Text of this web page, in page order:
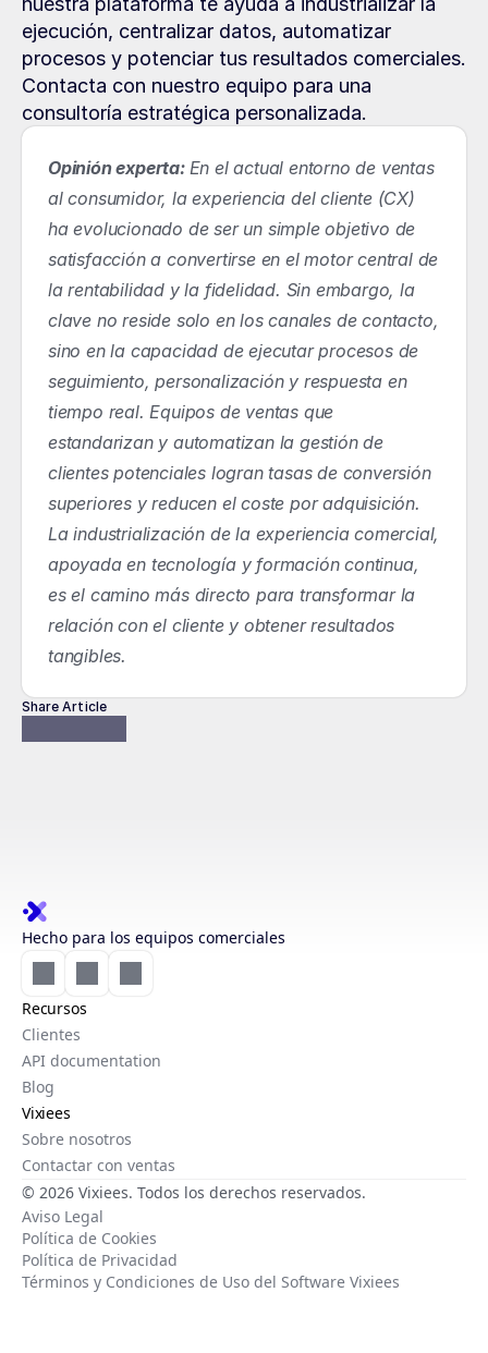
ejecución, centralizar datos, automatizar
procesos y potenciar tus resultados comerciales.
Contacta con nuestro equipo para una
consultoría estratégica personalizada.
Opinión experta: En el actual entorno de ventas
al consumidor, la experiencia del cliente (CX)
ha evolucionado de ser un simple objetivo de
satisfacción a convertirse en el motor central de
la rentabilidad y la fidelidad. Sin embargo, la
clave no reside solo en los canales de contacto,
sino en la capacidad de ejecutar procesos de
seguimiento, personalización y respuesta en
tiempo real. Equipos de ventas que
estandarizan y automatizan la gestión de
clientes potenciales logran tasas de conversión
superiores y reducen el coste por adquisición.
La industrialización de la experiencia comercial,
apoyada en tecnología y formación continua,
es el camino más directo para transformar la
relación con el cliente y obtener resultados
tangibles.
Share Article
Hecho para los equipos comerciales
Recursos
Clientes
API documentation
Blog
Vixiees
Sobre nosotros
Contactar con ventas
© 2026 Vixiees. Todos los derechos reservados.
Aviso Legal
Política de Cookies
Política de Privacidad
Términos y Condiciones de Uso del Software Vixiees